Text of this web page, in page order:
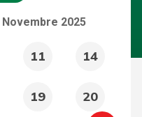
Novembre 2025
11 14
19 20